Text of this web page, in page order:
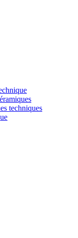
techniques